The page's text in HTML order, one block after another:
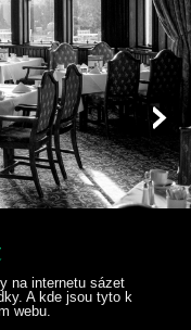
na internetu sázet
A kde jsou tyto k
webu.